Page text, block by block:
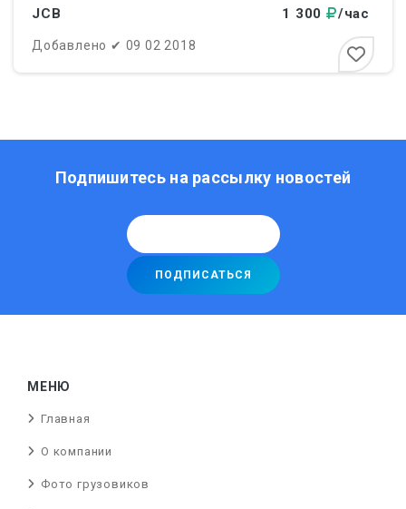
JCB 1 300 /час
Добавлено ✔ 09 02 2018
Подпишитесь на рассылку новостей
МЕНЮ
Главная
О компании
Фото грузовиков